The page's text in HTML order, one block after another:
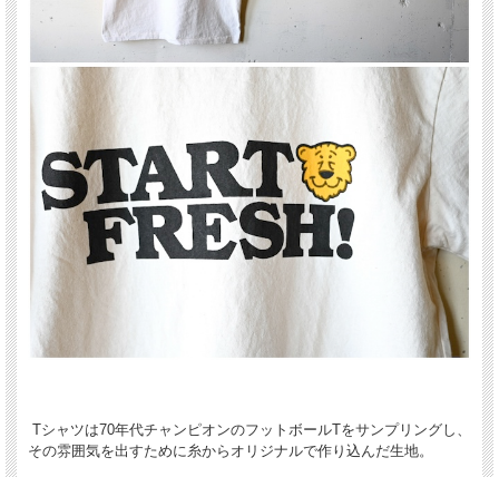
Tシャツは70年代チャンピオンのフットボールTをサンプリングし、
その雰囲気を出すために糸からオリジナルで作り込んだ生地。